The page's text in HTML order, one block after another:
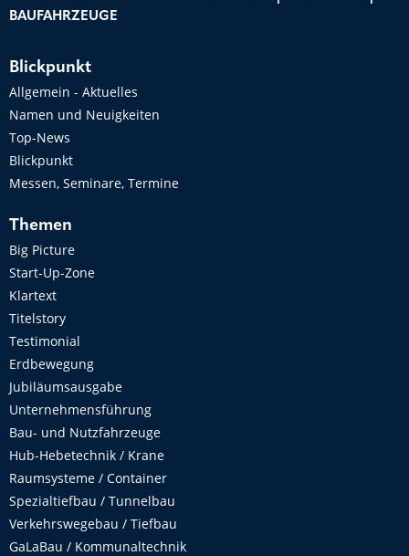
BAUFAHRZEUGE
Blickpunkt
Allgemein - Aktuelles
Namen und Neuigkeiten
Top-News
Blickpunkt
Messen, Seminare, Termine
Themen
Big Picture
Start-Up-Zone
Klartext
Titelstory
Testimonial
Erdbewegung
Jubiläumsausgabe
Unternehmensführung
Bau- und Nutzfahrzeuge
Hub-Hebetechnik / Krane
Raumsysteme / Container
Spezialtiefbau / Tunnelbau
Verkehrswegebau / Tiefbau
GaLaBau / Kommunaltechnik